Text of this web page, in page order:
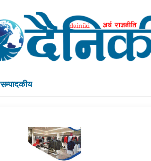
सम्पादकीय